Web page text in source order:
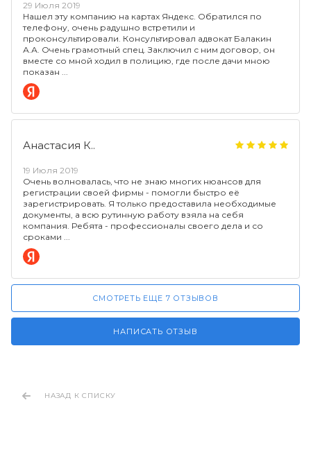
29 Июля 2019
Нашел эту компанию на картах Яндекс. Обратился по
телефону, очень радушно встретили и
проконсультировали. Консультировал адвокат Балакин
А.А. Очень грамотный спец. Заключил с ним договор, он
вместе со мной ходил в полицию, где после дачи мною
показан
Анастасия К..
19 Июля 2019
Очень волновалась, что не знаю многих нюансов для
регистрации своей фирмы - помогли быстро её
зарегистрировать. Я только предоставила необходимые
документы, а всю рутинную работу взяла на себя
компания. Ребята - профессионалы своего дела и со
сроками
СМОТРЕТЬ ЕЩЕ 7 ОТЗЫВОВ
НАПИСАТЬ ОТЗЫВ
НАЗАД К СПИСКУ